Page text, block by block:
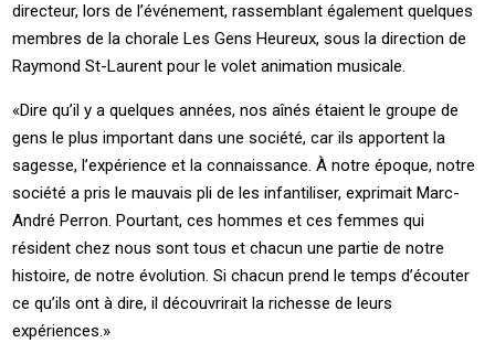
directeur, lors de l’événement, rassemblant également quelques
membres de la chorale Les Gens Heureux, sous la direction de
Raymond St-Laurent pour le volet animation musicale.
«Dire qu’il y a quelques années, nos aînés étaient le groupe de
gens le plus important dans une société, car ils apportent la
sagesse, l’expérience et la connaissance. À notre époque, notre
société a pris le mauvais pli de les infantiliser, exprimait Marc-
André Perron. Pourtant, ces hommes et ces femmes qui
résident chez nous sont tous et chacun une partie de notre
histoire, de notre évolution. Si chacun prend le temps d’écouter
ce qu’ils ont à dire, il découvrirait la richesse de leurs
expériences.»